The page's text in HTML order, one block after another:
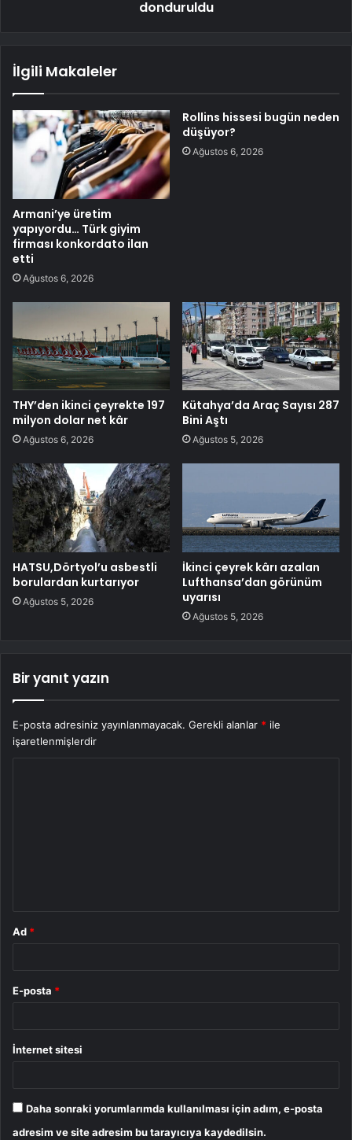
donduruldu
İlgili Makaleler
Armani’ye üretim
yapıyordu… Türk giyim
firması konkordato ilan
etti
Ağustos 6, 2026
Rollins hissesi bugün neden
düşüyor?
Ağustos 6, 2026
THY’den ikinci çeyrekte 197
milyon dolar net kâr
Ağustos 6, 2026
Kütahya’da Araç Sayısı 287
Bini Aştı
Ağustos 5, 2026
HATSU,Dörtyol’u asbestli
borulardan kurtarıyor
Ağustos 5, 2026
İkinci çeyrek kârı azalan
Lufthansa’dan görünüm
uyarısı
Ağustos 5, 2026
Bir yanıt yazın
E-posta adresiniz yayınlanmayacak. Gerekli alanlar * ile
işaretlenmişlerdir
Ad *
E-posta *
İnternet sitesi
Daha sonraki yorumlarımda kullanılması için adım, e-posta
adresim ve site adresim bu tarayıcıya kaydedilsin.